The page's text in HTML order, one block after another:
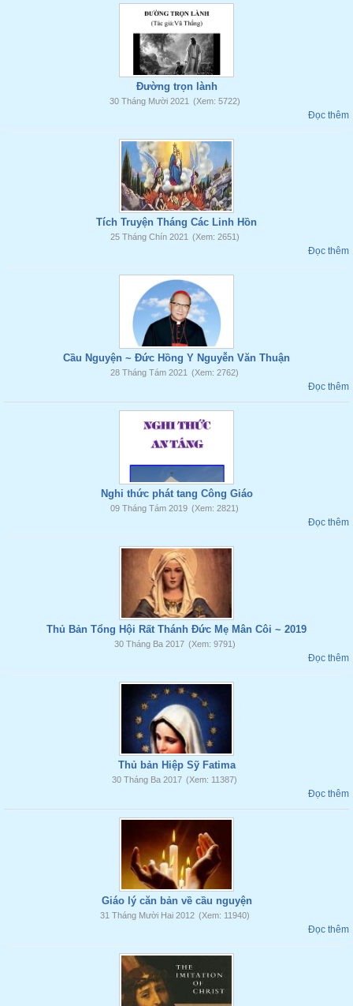
Đường trọn lành
30 Tháng Mười 2021 (Xem: 5722)
Đọc thêm
Tích Truyện Tháng Các Linh Hồn
25 Tháng Chín 2021 (Xem: 2651)
Đọc thêm
Cầu Nguyện ~ Đức Hồng Y Nguyễn Văn Thuận
28 Tháng Tám 2021 (Xem: 2762)
Đọc thêm
Nghi thức phát tang Công Giáo
09 Tháng Tám 2019 (Xem: 2821)
Đọc thêm
Thủ Bản Tổng Hội Rất Thánh Đức Mẹ Mân Côi ~ 2019
30 Tháng Ba 2017 (Xem: 9791)
Đọc thêm
Thủ bản Hiệp Sỹ Fatima
30 Tháng Ba 2017 (Xem: 11387)
Đọc thêm
Giáo lý căn bản về cầu nguyện
31 Tháng Mười Hai 2012 (Xem: 11940)
Đọc thêm